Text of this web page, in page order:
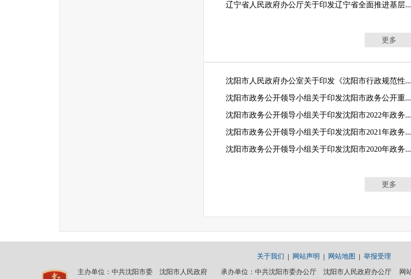
辽宁省人民政府办公厅关于印发辽宁省全面推进基层...
更多
沈阳市人民政府办公室关于印发《沈阳市行政规范性...
沈阳市政务公开领导小组关于印发沈阳市政务公开重...
沈阳市政务公开领导小组关于印发沈阳市2022年政务...
沈阳市政务公开领导小组关于印发沈阳市2021年政务...
沈阳市政务公开领导小组关于印发沈阳市2020年政务...
更多